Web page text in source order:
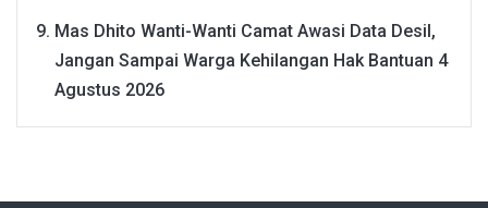
Mas Dhito Wanti-Wanti Camat Awasi Data Desil,
Jangan Sampai Warga Kehilangan Hak Bantuan 4
Agustus 2026